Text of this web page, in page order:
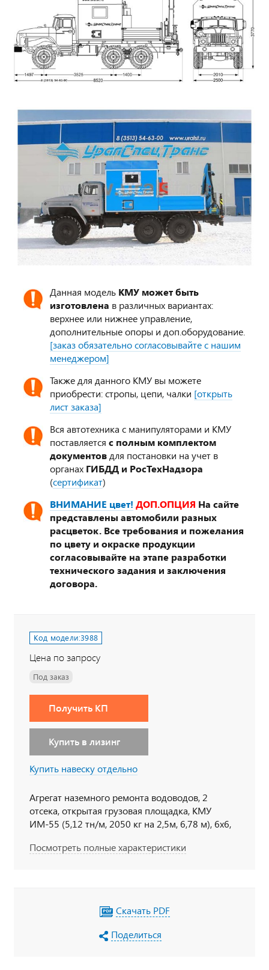
Данная модель КМУ может быть
изготовлена в различных вариантах:
верхнее или нижнее управление,
дополнительные опоры и доп.оборудование.
[заказ обязательно согласовывайте с нашим
менеджером]
Также для данного КМУ вы можете
приобрести: стропы, цепи, чалки [открыть
лист заказа]
Вся автотехника с манипуляторами и КМУ
поставляется с полным комплектом
документовдля постановки на учет в
органах ГИБДД и РосТехНадзора
(сертификат)
ВНИМАНИЕ цвет! ДОП.ОПЦИЯ На сайте
представлены автомобили разных
расцветок. Все требования и пожелания
по цвету и окраске продукции
согласовывайте на этапе разработки
технического задания и заключения
договора.
Код модели:3988
Цена по запросу
Под заказ
Получить КП
Купить в лизинг
Купить навеску отдельно
Агрегат наземного ремонта водоводов, 2
отсека, открытая грузовая площадка, КМУ
ИМ-55 (5,12 тн/м, 2050 кг на 2,5м, 6,78 м), 6x6,
Посмотреть полные характеристики
Скачать PDF
Поделиться